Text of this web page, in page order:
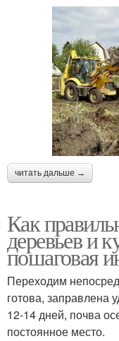
читать дальше →
Как
деревьев и
пошаговая
Переходим
готова, заправлена
12-14 дней, почва
постоянное место.